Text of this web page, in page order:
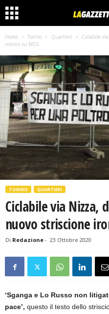
Home Torino Quartieri
Ciclabile
ironico su M5S...
TORINO QUARTIERI
Ciclabile via Nizza,
nuovo striscione
Di Redazione - 23 Ottobre 2020
‘Sganga e Lo Russo non
pace’, questo il testo dello